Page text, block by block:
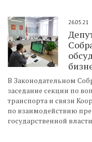
26.05.21
В Законодательном
заседание секции по
транспорта и связи
по взаимодействию
государственной